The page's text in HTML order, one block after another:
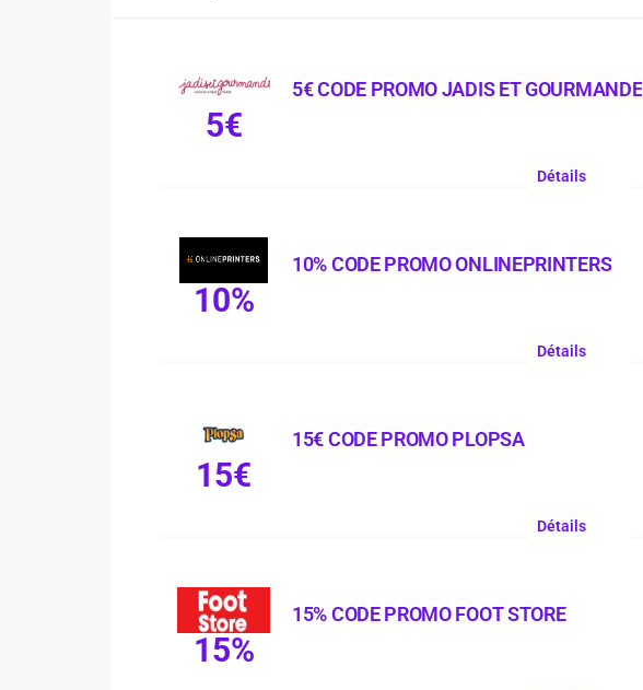
5€
5€ CODE PROMO JADIS ET GOURMANDE
Détails
10%
10% CODE PROMO ONLINEPRINTERS
Détails
15€
15€ CODE PROMO PLOPSA
Détails
15%
15% CODE PROMO FOOT STORE